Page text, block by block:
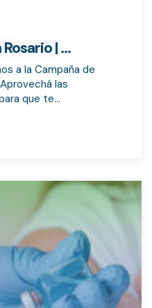
| ...
a la Campaña de
las
que te...